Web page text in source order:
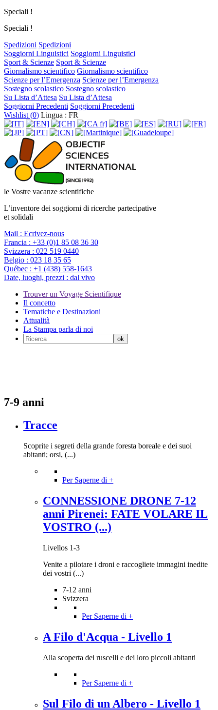
Speciali !
Speciali !
Spedizioni Spedizioni
Soggiorni Linguistici Soggiorni Linguistici
Sport & Scienze Sport & Scienze
Giornalismo scientifico Giornalismo scientifico
Scienze per l’Emergenza Scienze per l’Emergenza
Sostegno scolastico Sostegno scolastico
Su Lista d’Attesa Su Lista d’Attesa
Soggiorni Precedenti Soggiorni Precedenti
Wishlist (0) Lingua : FR
le Vostre vacanze scientifiche
L’inventore dei soggiorni di ricerche partecipative
et solidali
Mail : Ecrivez-nous
Francia : +33 (0)1 85 08 36 30
Svizzera : 022 519 0440
Belgio : 023 18 35 65
Québec : +1 (438) 558-1643
Date, luoghi, prezzi : dal vivo
Trouver un Voyage Scientifique
Il concetto
Tematiche e Destinazioni
Attualità
La Stampa parla di noi
7-9 anni
Tracce
Scoprite i segreti della grande foresta boreale e dei suoi
abitanti; orsi, (...)
Per Saperne di +
CONNESSIONE DRONE 7-12
anni Pirenei: FATE VOLARE IL
VOSTRO (...)
Livellos 1-3
Venite a pilotare i droni e raccogliete immagini inedite
dei vostri (...)
7-12 anni
Svizzera
Per Saperne di +
A Filo d'Acqua - Livello 1
Alla scoperta dei ruscelli e dei loro piccoli abitanti
Per Saperne di +
Sul Filo di un Albero - Livello 1